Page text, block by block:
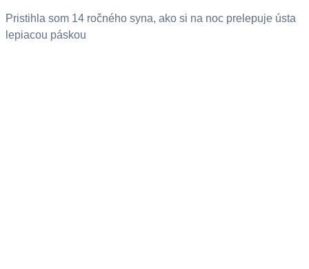
Pristihla som 14 ročného syna, ako si na noc prelepuje ústa
lepiacou páskou